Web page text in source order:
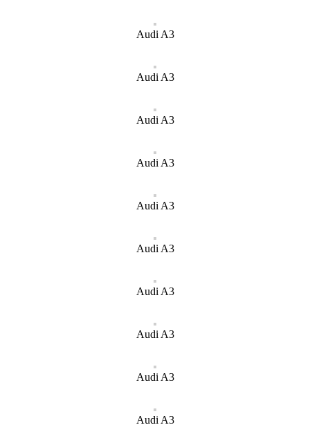
Audi A3
Audi A3
Audi A3
Audi A3
Audi A3
Audi A3
Audi A3
Audi A3
Audi A3
Audi A3